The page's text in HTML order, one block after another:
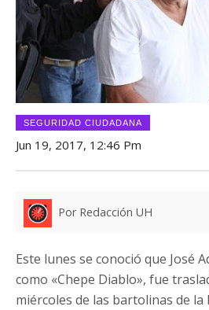
SEGURIDAD CIUDADANA
Jun 19, 2017, 12:46 Pm
Por Redacción UH
Este lunes se conoció que José
como «Chepe Diablo», fue
miércoles de las bartolinas de la